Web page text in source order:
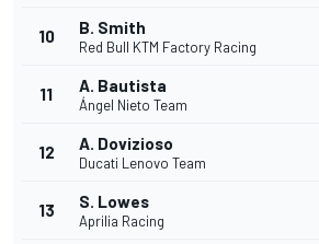
10 B. Smith
Red Bull KTM Factory Racing
11 A. Bautista
Ángel Nieto Team
12 A. Dovizioso
Ducati Lenovo Team
13 S. Lowes
Aprilia Racing